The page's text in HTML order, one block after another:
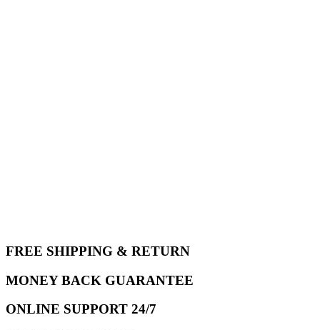
FREE SHIPPING & RETURN
MONEY BACK GUARANTEE
ONLINE SUPPORT 24/7